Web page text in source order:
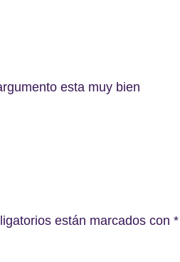
esta muy bien
están marcados con *